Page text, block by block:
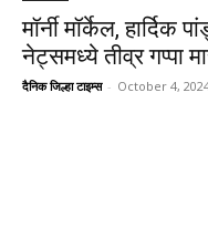
मॉर्नी मॉर्केल, हार्दिक
नेट्समध्ये तीव्र गप्पा
दैनिक जिल्हा टाइम्स - October 4,